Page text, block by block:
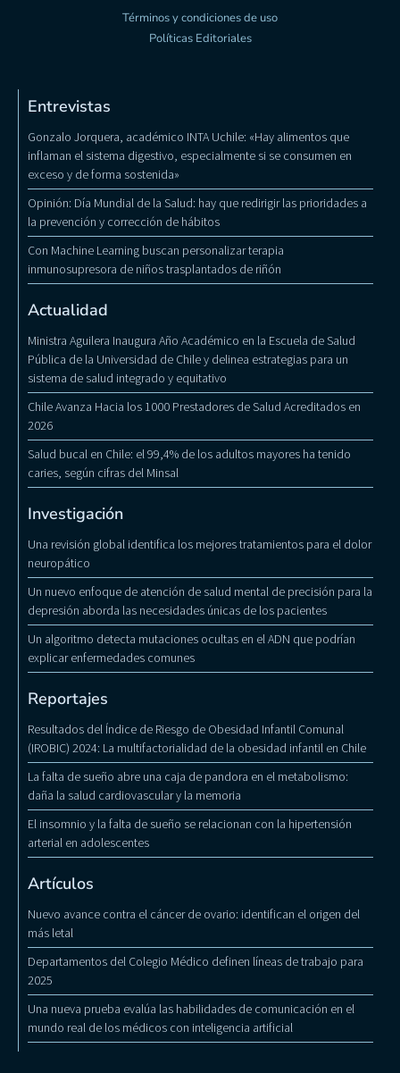
Términos y condiciones de uso
Políticas Editoriales
Entrevistas
Gonzalo Jorquera, académico INTA Uchile: «Hay alimentos que
inflaman el sistema digestivo, especialmente si se consumen en
exceso y de forma sostenida»
Opinión: Día Mundial de la Salud: hay que redirigir las prioridades a
la prevención y corrección de hábitos
Con Machine Learning buscan personalizar terapia
inmunosupresora de niños trasplantados de riñón
Actualidad
Ministra Aguilera Inaugura Año Académico en la Escuela de Salud
Pública de la Universidad de Chile y delinea estrategias para un
sistema de salud integrado y equitativo
Chile Avanza Hacia los 1000 Prestadores de Salud Acreditados en
2026
Salud bucal en Chile: el 99,4% de los adultos mayores ha tenido
caries, según cifras del Minsal
Investigación
Una revisión global identifica los mejores tratamientos para el dolor
neuropático
Un nuevo enfoque de atención de salud mental de precisión para la
depresión aborda las necesidades únicas de los pacientes
Un algoritmo detecta mutaciones ocultas en el ADN que podrían
explicar enfermedades comunes
Reportajes
Resultados del Índice de Riesgo de Obesidad Infantil Comunal
(IROBIC) 2024: La multifactorialidad de la obesidad infantil en Chile
La falta de sueño abre una caja de pandora en el metabolismo:
daña la salud cardiovascular y la memoria
El insomnio y la falta de sueño se relacionan con la hipertensión
arterial en adolescentes
Artículos
Nuevo avance contra el cáncer de ovario: identifican el origen del
más letal
Departamentos del Colegio Médico definen líneas de trabajo para
2025
Una nueva prueba evalúa las habilidades de comunicación en el
mundo real de los médicos con inteligencia artificial